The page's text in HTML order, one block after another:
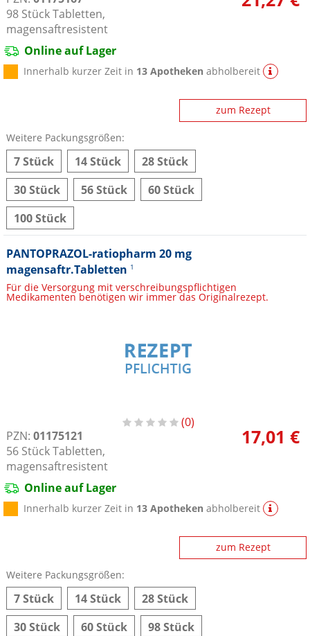
98 Stück Tabletten,
magensaftresistent
Online auf Lager
Innerhalb kurzer Zeit in 13 Apotheken abholbereit
zum Rezept
Weitere Packungsgrößen:
7 Stück 14 Stück
28 Stück
30 Stück
56 Stück
60 Stück
100 Stück
PANTOPRAZOL-ratiopharm 20 mg
magensaftr.Tabletten 1
Für die Versorgung mit verschreibungspflichtigen
Medikamenten benötigen wir immer das Originalrezept.
0
PZN: 01175121
56 Stück Tabletten,
magensaftresistent
17,01 €
Online auf Lager
Innerhalb kurzer Zeit in 13 Apotheken abholbereit
zum Rezept
Weitere Packungsgrößen:
7 Stück 14 Stück
28 Stück
30 Stück
60 Stück
98 Stück